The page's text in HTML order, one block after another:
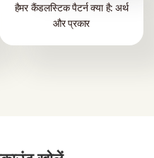
हैमर कैंडलस्टिक पैटर्न क्या है: अर्थ
और प्रकार